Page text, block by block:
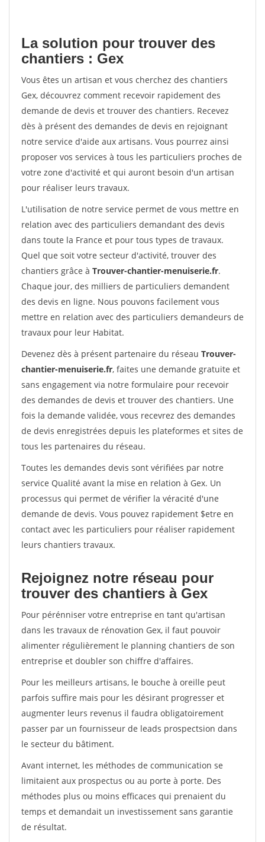
La solution pour trouver des
chantiers : Gex
Vous êtes un artisan et vous cherchez des chantiers
Gex, découvrez comment recevoir rapidement des
demande de devis et trouver des chantiers. Recevez
dès à présent des demandes de devis en rejoignant
notre service d'aide aux artisans. Vous pourrez ainsi
proposer vos services à tous les particuliers proches de
votre zone d'activité et qui auront besoin d'un artisan
pour réaliser leurs travaux.
L'utilisation de notre service permet de vous mettre en
relation avec des particuliers demandant des devis
dans toute la France et pour tous types de travaux.
Quel que soit votre secteur d'activité, trouver des
chantiers grâce à Trouver-chantier-menuiserie.fr.
Chaque jour, des milliers de particuliers demandent
des devis en ligne. Nous pouvons facilement vous
mettre en relation avec des particuliers demandeurs de
travaux pour leur Habitat.
Devenez dès à présent partenaire du réseau Trouver-
chantier-menuiserie.fr, faites une demande gratuite et
sans engagement via notre formulaire pour recevoir
des demandes de devis et trouver des chantiers. Une
fois la demande validée, vous recevrez des demandes
de devis enregistrées depuis les plateformes et sites de
tous les partenaires du réseau.
Toutes les demandes devis sont vérifiées par notre
service Qualité avant la mise en relation à Gex. Un
processus qui permet de vérifier la véracité d'une
demande de devis. Vous pouvez rapidement $etre en
contact avec les particuliers pour réaliser rapidement
leurs chantiers travaux.
Rejoignez notre réseau pour
trouver des chantiers à Gex
Pour pérénniser votre entreprise en tant qu'artisan
dans les travaux de rénovation Gex, il faut pouvoir
alimenter régulièrement le planning chantiers de son
entreprise et doubler son chiffre d'affaires.
Pour les meilleurs artisans, le bouche à oreille peut
parfois suffire mais pour les désirant progresser et
augmenter leurs revenus il faudra obligatoirement
passer par un fournisseur de leads prospectsion dans
le secteur du bâtiment.
Avant internet, les méthodes de communication se
limitaient aux prospectus ou au porte à porte. Des
méthodes plus ou moins efficaces qui prenaient du
temps et demandait un investissement sans garantie
de résultat.